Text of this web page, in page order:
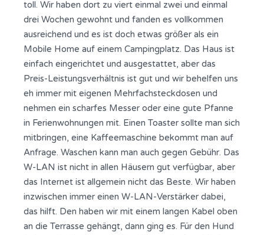
toll. Wir haben dort zu viert einmal zwei und einmal
drei Wochen gewohnt und fanden es vollkommen
ausreichend und es ist doch etwas größer als ein
Mobile Home auf einem Campingplatz. Das Haus ist
einfach eingerichtet und ausgestattet, aber das
Preis-Leistungsverhältnis ist gut und wir behelfen uns
eh immer mit eigenen Mehrfachsteckdosen und
nehmen ein scharfes Messer oder eine gute Pfanne
in Ferienwohnungen mit. Einen Toaster sollte man sich
mitbringen, eine Kaffeemaschine bekommt man auf
Anfrage. Waschen kann man auch gegen Gebühr. Das
W-LAN ist nicht in allen Häusern gut verfügbar, aber
das Internet ist allgemein nicht das Beste. Wir haben
inzwischen immer einen W-LAN-Verstärker dabei,
das hilft. Den haben wir mit einem langen Kabel oben
an die Terrasse gehängt, dann ging es. Für den Hund